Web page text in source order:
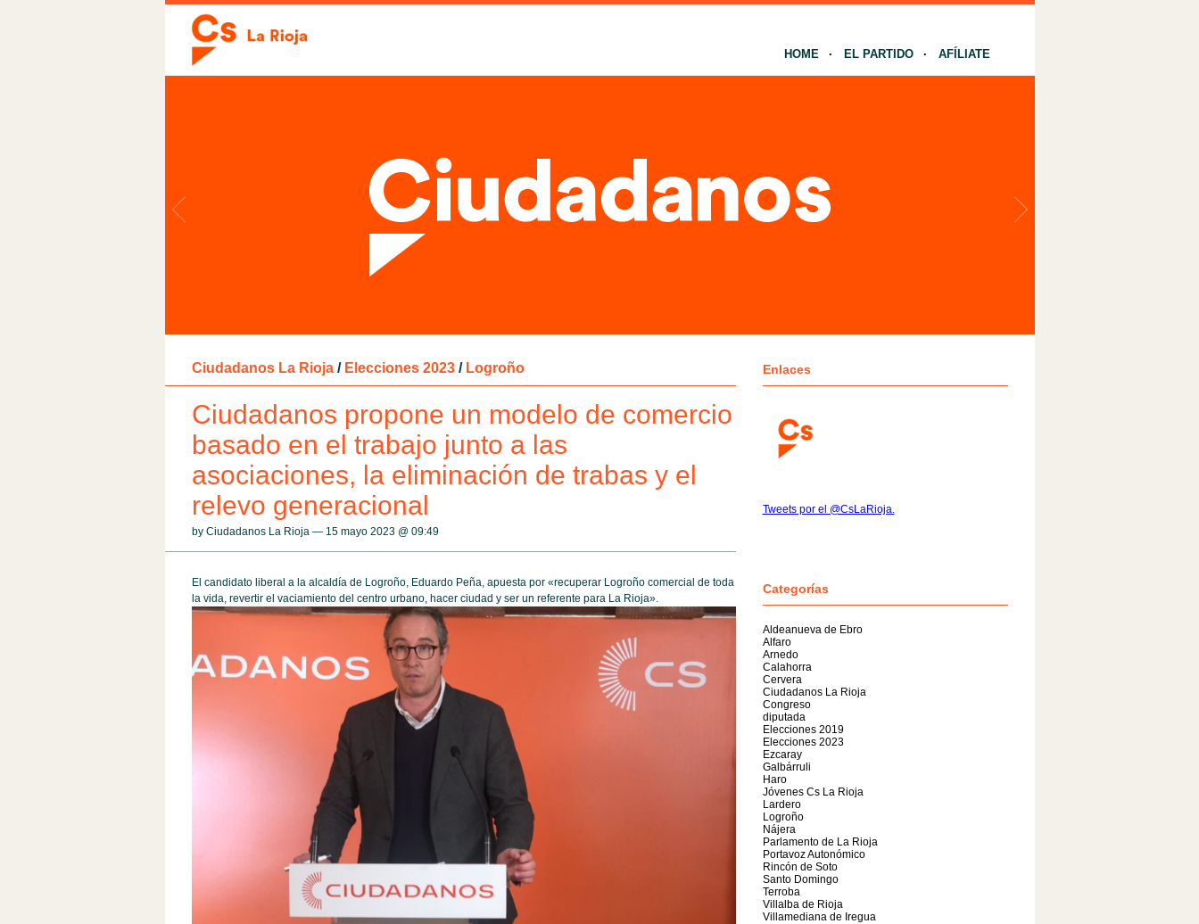
HOME EL PARTIDO AFÍLIATE
Ciudadanos La Rioja / Elecciones 2023 / Logroño
Ciudadanos propone un modelo de comercio
basado en el trabajo junto a las
asociaciones, la eliminación de trabas y el
relevo generacional
by Ciudadanos La Rioja — 15 mayo 2023 @ 09:49
El candidato liberal a la alcaldía de Logroño, Eduardo Peña, apuesta por «recuperar Logroño comercial de toda
la vida, revertir el vaciamiento del centro urbano, hacer ciudad y ser un referente para La Rioja».
Enlaces
Tweets por el @CsLaRioja.
Categorías
Aldeanueva de Ebro
Alfaro
Arnedo
Calahorra
Cervera
Ciudadanos La Rioja
Congreso
diputada
Elecciones 2019
Elecciones 2023
Ezcaray
Galbárruli
Haro
Jóvenes Cs La Rioja
Lardero
Logroño
Nájera
Parlamento de La Rioja
Portavoz Autonómico
Rincón de Soto
Santo Domingo
Terroba
Villalba de Rioja
Villamediana de Iregua